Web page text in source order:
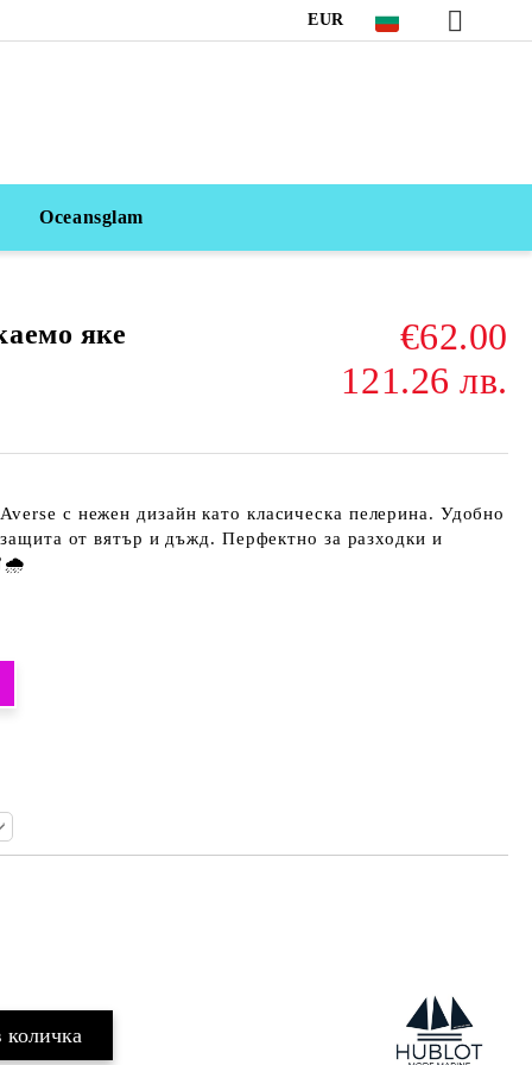
EUR
Oceansglam
яке
€62.00
121.26 лв.
с нежен дизайн като класическа пелерина. Удобно
от вятър и дъжд. Перфектно за разходки и